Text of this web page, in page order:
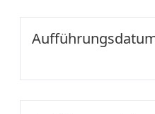
Uhrzeit: 18:00